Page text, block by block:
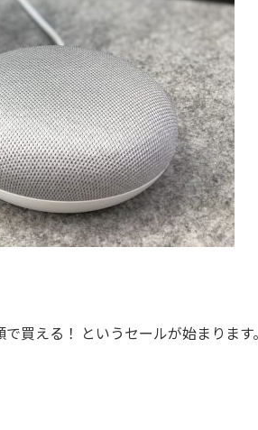
買える！ というセールが始まります。